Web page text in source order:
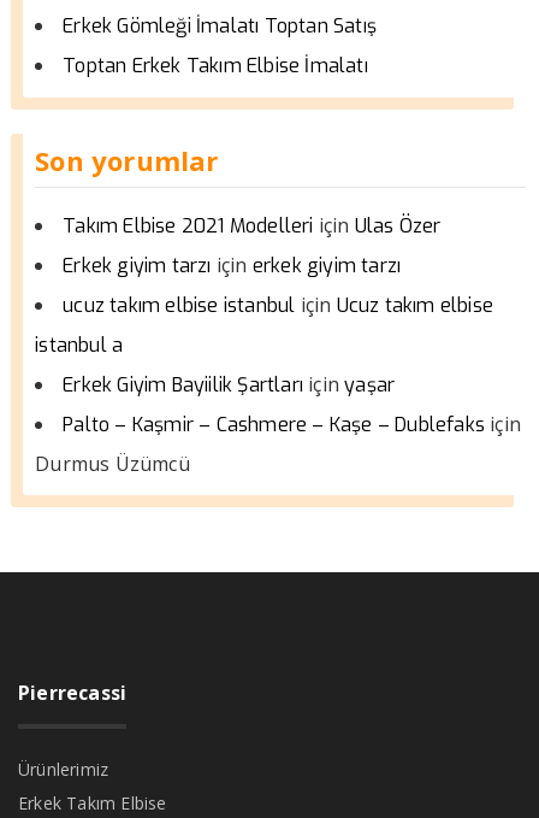
Erkek Gömleği İmalatı Toptan Satış
Toptan Erkek Takım Elbise İmalatı
Son yorumlar
Takım Elbise 2021 Modelleri için Ulas Özer
Erkek giyim tarzı için erkek giyim tarzı
ucuz takım elbise istanbul için Ucuz takım elbise
istanbul a
Erkek Giyim Bayiilik Şartları içinyaşar
Palto – Kaşmir – Cashmere – Kaşe – Dublefaks için
Durmus Üzümcü
Pierrecassi
Ürünlerimiz
Erkek Takım Elbise